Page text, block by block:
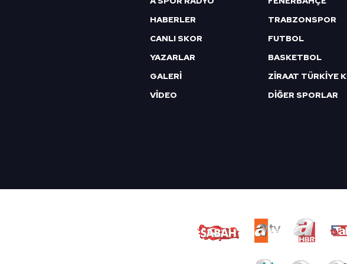
HABERLER
CANLI SKOR
YAZARLAR
GALERİ
VİDEO
TRABZONSPOR
FUTBOL
BASKETBOL
DİĞER SPORLAR